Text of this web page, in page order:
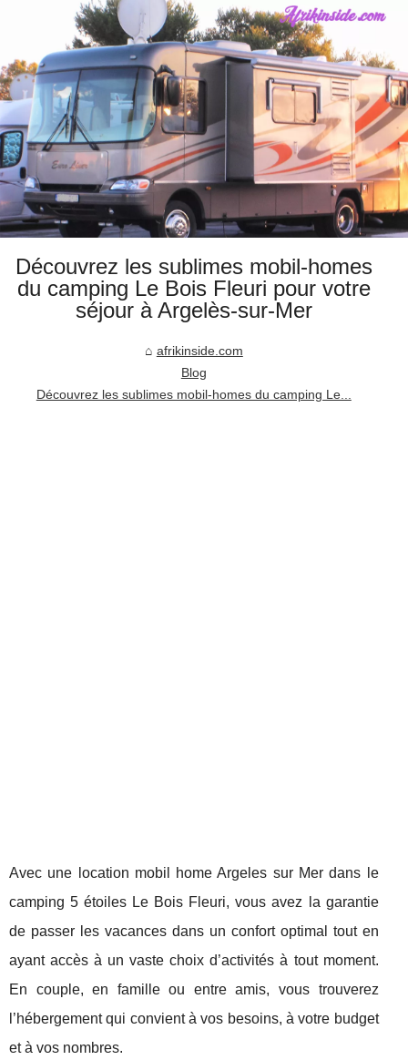
Découvrez les sublimes mobil-homes
du camping Le Bois Fleuri pour votre
séjour à Argelès-sur-Mer
afrikinside.com
Blog
Découvrez les sublimes mobil-homes du camping Le...
Avec une location mobil home Argeles sur Mer dans le
camping 5 étoiles Le Bois Fleuri, vous avez la garantie
de passer les vacances dans un confort optimal tout en
ayant accès à un vaste choix d’activités à tout moment.
En couple, en famille ou entre amis, vous trouverez
l’hébergement qui convient à vos besoins, à votre budget
et à vos nombres.